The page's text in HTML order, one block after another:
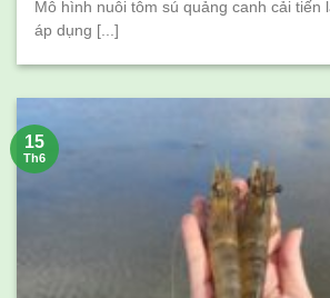
Mô hình nuôi tôm sú quảng canh cải tiến
áp dụng [...]
15
Th6